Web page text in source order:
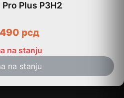
Plus P3H2
рсд
na stanju
na stanju